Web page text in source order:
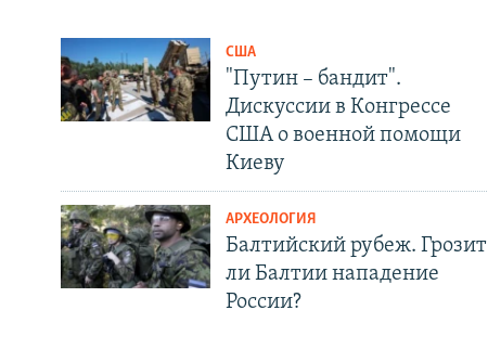
США
"Путин – бандит".
Дискуссии в Конгрессе
США о военной помощи
Киеву
АРХЕОЛОГИЯ
Балтийский рубеж. Грозит
ли Балтии нападение
России?